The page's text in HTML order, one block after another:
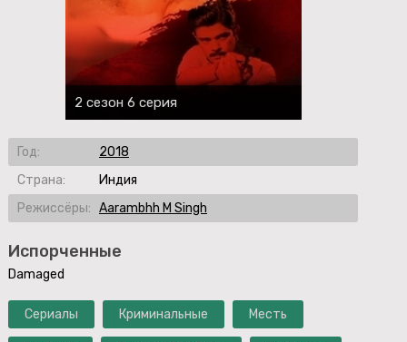
Испорченные
Damaged
Сериалы Криминальные Месть
2 сезон 6 серия
Год:
2018
Страна:
Индия
Режиссёры: Aarambhh M Singh